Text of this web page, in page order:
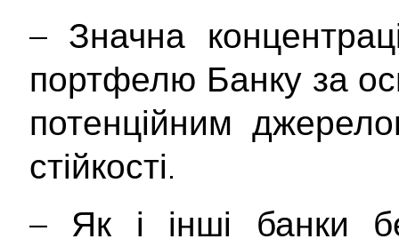
– Значна
портфелю Банку за
потенційним
стійкості.
– Як і інші банки